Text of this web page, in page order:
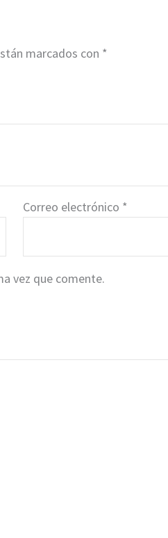
marcados con *
Correo electrónico *
vez que comente.